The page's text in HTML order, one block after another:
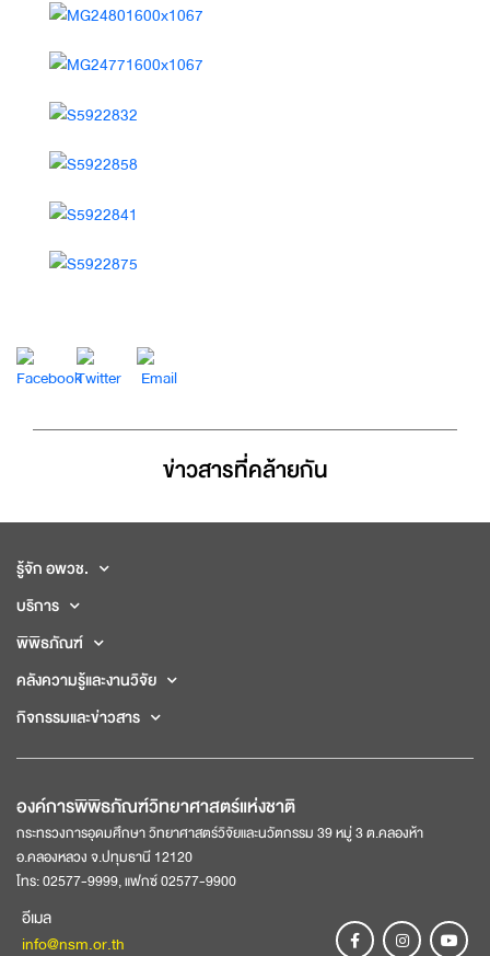
ข่าวสารที่่คล้ายกัน
รู้จัก อพวช.
บริการ
พิพิธภัณฑ์
คลังความรู้และงานวิจัย
กิจกรรมและข่าวสาร
องค์การพิพิธภัณฑ์วิทยาศาสตร์แห่งชาติ
กระทรวงการอุดมศึกษา วิทยาศาสตร์วิจัยและนวัตกรรม 39 หมู่ 3 ต.คลองห้า
อ.คลองหลวง จ.ปทุมธานี 12120
โทร: 02577-9999, แฟกซ์ 02577-9900
อีเมล
info@nsm.or.th